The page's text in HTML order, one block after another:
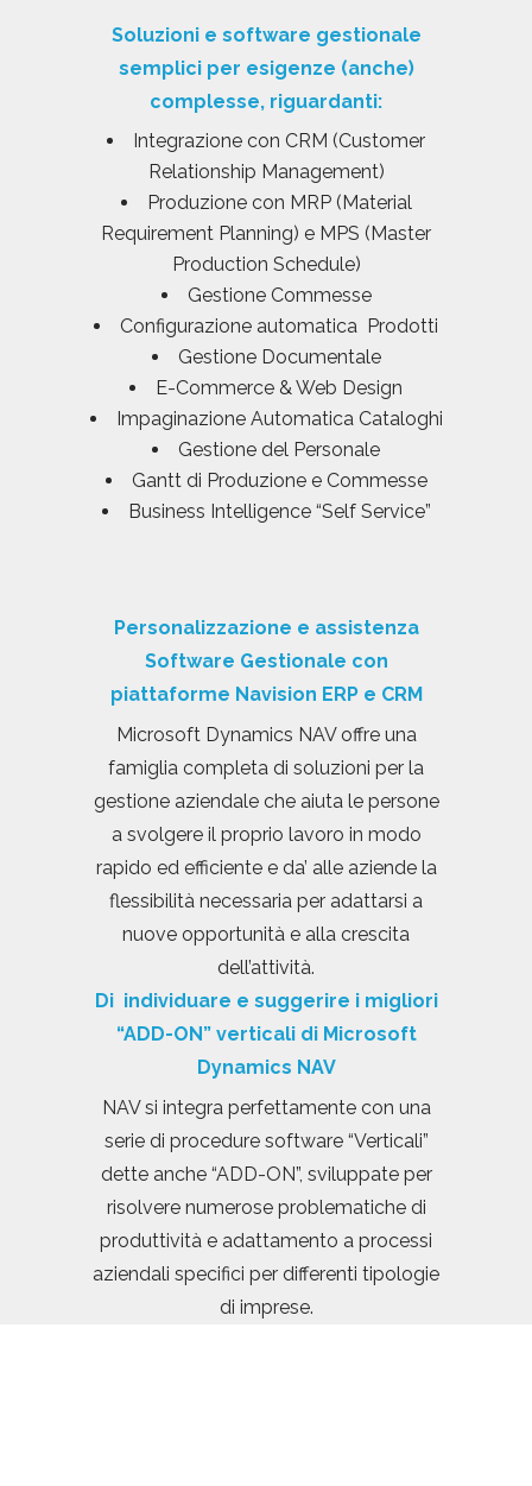
Soluzioni e software gestionale
semplici per esigenze (anche)
complesse, riguardanti:
Integrazione con CRM (Customer
Relationship Management)
Produzione con MRP (Material
Requirement Planning) e MPS (Master
Production Schedule)
Gestione Commesse
Configurazione automatica Prodotti
Gestione Documentale
E-Commerce & Web Design
Impaginazione Automatica Cataloghi
Gestione del Personale
Gantt di Produzione e Commesse
Business Intelligence “Self Service”
Personalizzazione e assistenza
Software Gestionale con
piattaforme Navision ERP e CRM
Microsoft Dynamics NAV offre una
famiglia completa di soluzioni per la
gestione aziendale che aiuta le persone
a svolgere il proprio lavoro in modo
rapido ed efficiente e da’ alle aziende la
flessibilità necessaria per adattarsi a
nuove opportunità e alla crescita
dell’attività.
Di individuare e suggerire i migliori
“ADD-ON” verticali di Microsoft
Dynamics NAV
NAV si integra perfettamente con una
serie di procedure software “Verticali”
dette anche “ADD-ON”, sviluppate per
risolvere numerose problematiche di
produttività e adattamento a processi
aziendali specifici per differenti tipologie
di imprese.